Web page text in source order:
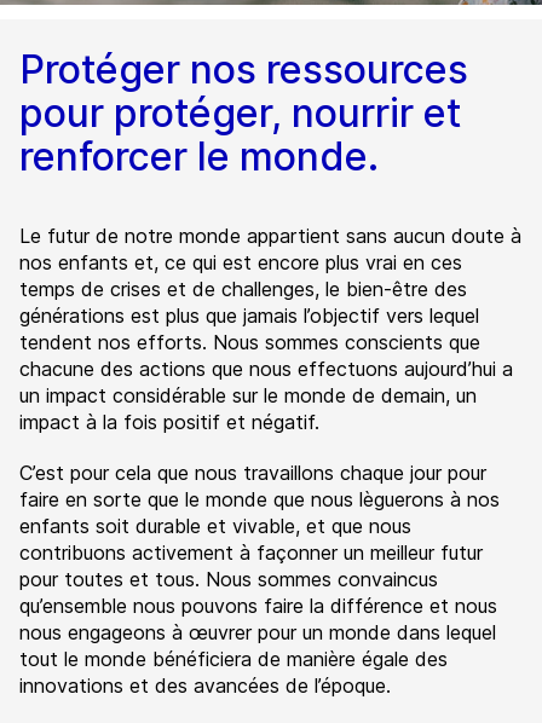
Protéger nos ressources
pour protéger, nourrir et
renforcer le monde.
Le futur de notre monde appartient sans aucun doute à
nos enfants et, ce qui est encore plus vrai en ces
temps de crises et de challenges, le bien-être des
générations est plus que jamais l’objectif vers lequel
tendent nos efforts. Nous sommes conscients que
chacune des actions que nous effectuons aujourd’hui a
un impact considérable sur le monde de demain, un
impact à la fois positif et négatif.
C’est pour cela que nous travaillons chaque jour pour
faire en sorte que le monde que nous lèguerons à nos
enfants soit durable et vivable, et que nous
contribuons activement à façonner un meilleur futur
pour toutes et tous. Nous sommes convaincus
qu’ensemble nous pouvons faire la différence et nous
nous engageons à œuvrer pour un monde dans lequel
tout le monde bénéficiera de manière égale des
innovations et des avancées de l’époque.